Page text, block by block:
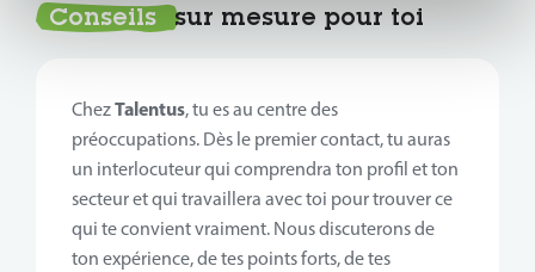
Conseils sur mesure pour toi
ChezTalentus, tu es au centre des
préoccupations. Dès le premier contact, tu auras
un interlocuteur qui comprendra ton profil et ton
secteur et qui travaillera avec toi pour trouver ce
qui te convient vraiment. Nous discuterons de
ton expérience, de tes points forts, de tes